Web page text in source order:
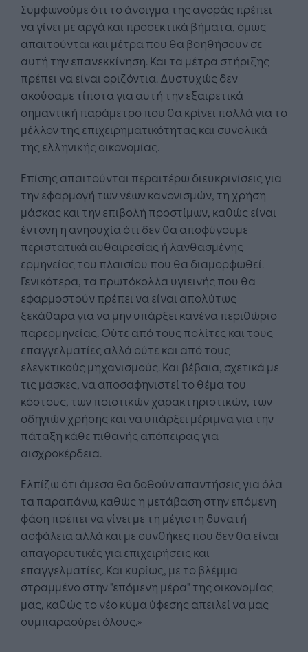
Συμφωνούμε ότι το άνοιγμα της αγοράς πρέπει
να γίνει με αργά και προσεκτικά βήματα, όμως
απαιτούνται και μέτρα που θα βοηθήσουν σε
αυτή την επανεκκίνηση. Και τα μέτρα στήριξης
πρέπει να είναι οριζόντια. Δυστυχώς δεν
ακούσαμε τίποτα για αυτή την εξαιρετικά
σημαντική παράμετρο που θα κρίνει πολλά για το
μέλλον της επιχειρηματικότητας και συνολικά
της ελληνικής οικονομίας.
Επίσης απαιτούνται περαιτέρω διευκρινίσεις για
την εφαρμογή των νέων κανονισμών, τη χρήση
μάσκας και την επιβολή προστίμων, καθώς είναι
έντονη η ανησυχία ότι δεν θα αποφύγουμε
περιστατικά αυθαιρεσίας ή λανθασμένης
ερμηνείας του πλαισίου που θα διαμορφωθεί.
Γενικότερα, τα πρωτόκολλα υγιεινής που θα
εφαρμοστούν πρέπει να είναι απολύτως
ξεκάθαρα για να μην υπάρξει κανένα περιθώριο
παρερμηνείας. Ούτε από τους πολίτες και τους
επαγγελματίες αλλά ούτε και από τους
ελεγκτικούς μηχανισμούς. Και βέβαια, σχετικά με
τις μάσκες, να αποσαφηνιστεί το θέμα του
κόστους, των ποιοτικών χαρακτηριστικών, των
οδηγιών χρήσης και να υπάρξει μέριμνα για την
πάταξη κάθε πιθανής απόπειρας για
αισχροκέρδεια.
Ελπίζω ότι άμεσα θα δοθούν απαντήσεις για όλα
τα παραπάνω, καθώς η μετάβαση στην επόμενη
φάση πρέπει να γίνει με τη μέγιστη δυνατή
ασφάλεια αλλά και με συνθήκες που δεν θα είναι
απαγορευτικές για επιχειρήσεις και
επαγγελματίες. Και κυρίως, με το βλέμμα
στραμμένο στην "επόμενη μέρα" της οικονομίας
μας, καθώς το νέο κύμα ύφεσης απειλεί να μας
συμπαρασύρει όλους.»